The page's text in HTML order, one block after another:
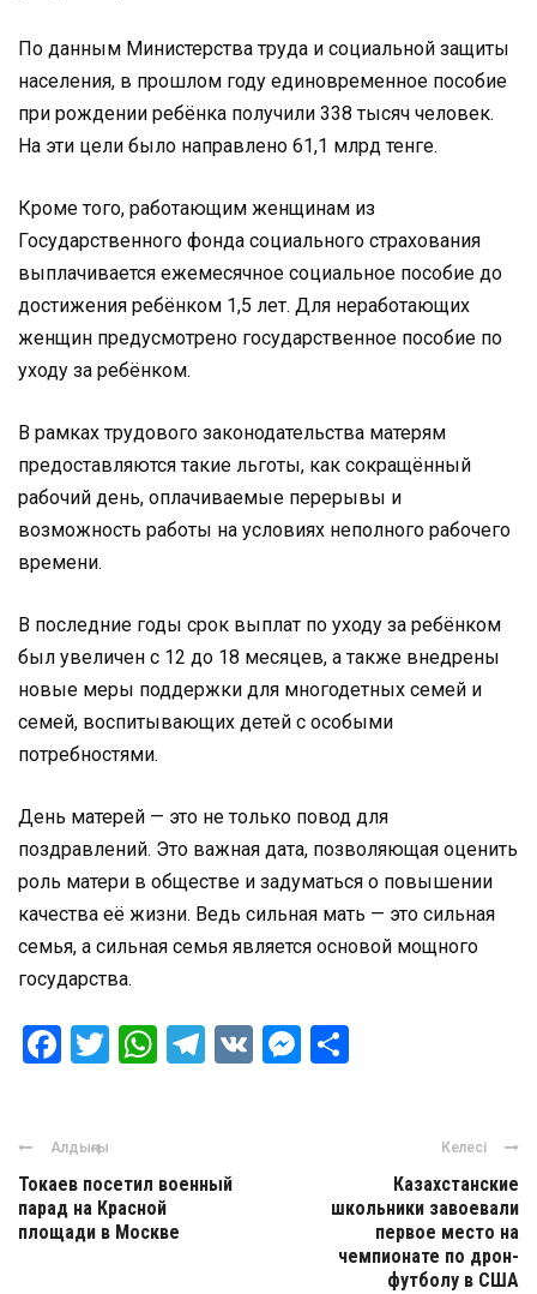
По данным Министерства труда и социальной защиты
населения, в прошлом году единовременное пособие
при рождении ребёнка получили 338 тысяч человек.
На эти цели было направлено 61,1 млрд тенге.
Кроме того, работающим женщинам из
Государственного фонда социального страхования
выплачивается ежемесячное социальное пособие до
достижения ребёнком 1,5 лет. Для неработающих
женщин предусмотрено государственное пособие по
уходу за ребёнком.
В рамках трудового законодательства матерям
предоставляются такие льготы, как сокращённый
рабочий день, оплачиваемые перерывы и
возможность работы на условиях неполного рабочего
времени.
В последние годы срок выплат по уходу за ребёнком
был увеличен с 12 до 18 месяцев, а также внедрены
новые меры поддержки для многодетных семей и
семей, воспитывающих детей с особыми
потребностями.
День матерей — это не только повод для
поздравлений. Это важная дата, позволяющая оценить
роль матери в обществе и задуматься о повышении
качества её жизни. Ведь сильная мать — это сильная
семья, а сильная семья является основой мощного
государства.
Facebook
Twitter
WhatsApp
Telegram
VK Messenger
Алдыңғы
Токаев посетил военный
парад на Красной
площади в Москве
Келесі
Казахстанские
школьники завоевали
первое место на
чемпионате по дрон-
футболу в США